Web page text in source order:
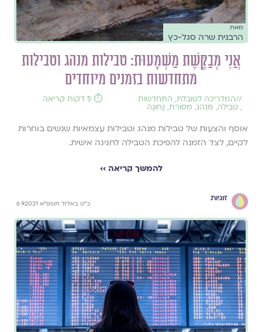
מאת
הרבנית שרה סגל-כץ
אֲנִי מְבַקֶּשֶׁת מַשְׁמָעוּת: טבילות מנהג וטבילות
מתחדשות בזמנים מיוחדים
//המדריכה לטובלת, התחדשות
, טבילה, מנהג, מסורת, נָחוּגָה
⏱️ 5 דקות קריאה
אוסף והצעות של טבילות מנהג וטבילות עצמאיות שנשים בוחרות
לקיים, לצד הזמנה להפיכת הטבילה לחגיגה אישית.
להמשך קריאה ››
זוגיות
כ"ט באלול תשפ"א 6.9.2021